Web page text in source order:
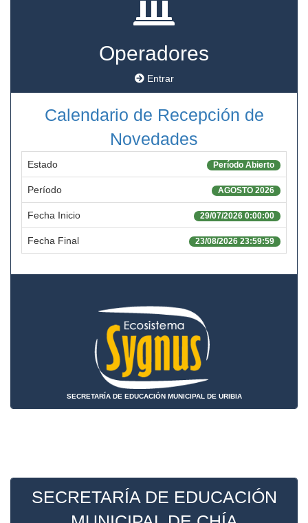
Operadores
Entrar
Calendario de Recepción de
Novedades
Estado Período Abierto
Período AGOSTO 2026
Fecha Inicio 29/07/2026 0:00:00
Fecha Final 23/08/2026 23:59:59
SECRETARÍA DE EDUCACIÓN MUNICIPAL DE URIBIA
SECRETARÍA DE EDUCACIÓN